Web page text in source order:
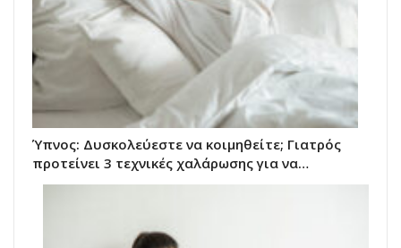
Ύπνος: Δυσκολεύεστε να κοιμηθείτε; Γιατρός
προτείνει 3 τεχνικές χαλάρωσης για να…